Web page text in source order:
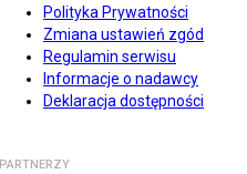
Polityka Prywatności
Zmiana ustawień zgód
Regulamin serwisu
Informacje o nadawcy
Deklaracja dostępności
PARTNERZY